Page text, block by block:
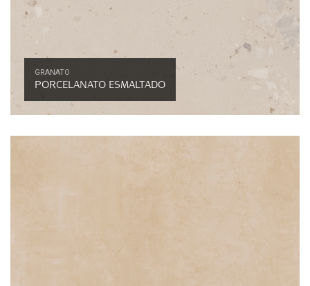
GRANATO
PORCELANATO ESMALTADO